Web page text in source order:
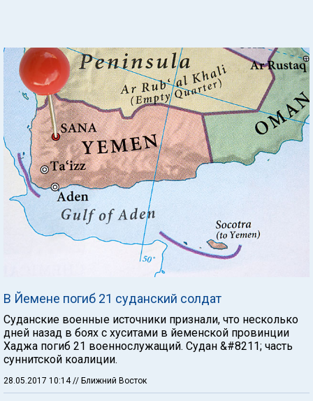
В Йемене погиб 21 суданский солдат
Суданские военные источники признали, что несколько
дней назад в боях с хуситами в йеменской провинции
Хаджа погиб 21 военнослужащий. Судан &#8211; часть
суннитской коалиции.
28.05.2017 10:14// Ближний Восток